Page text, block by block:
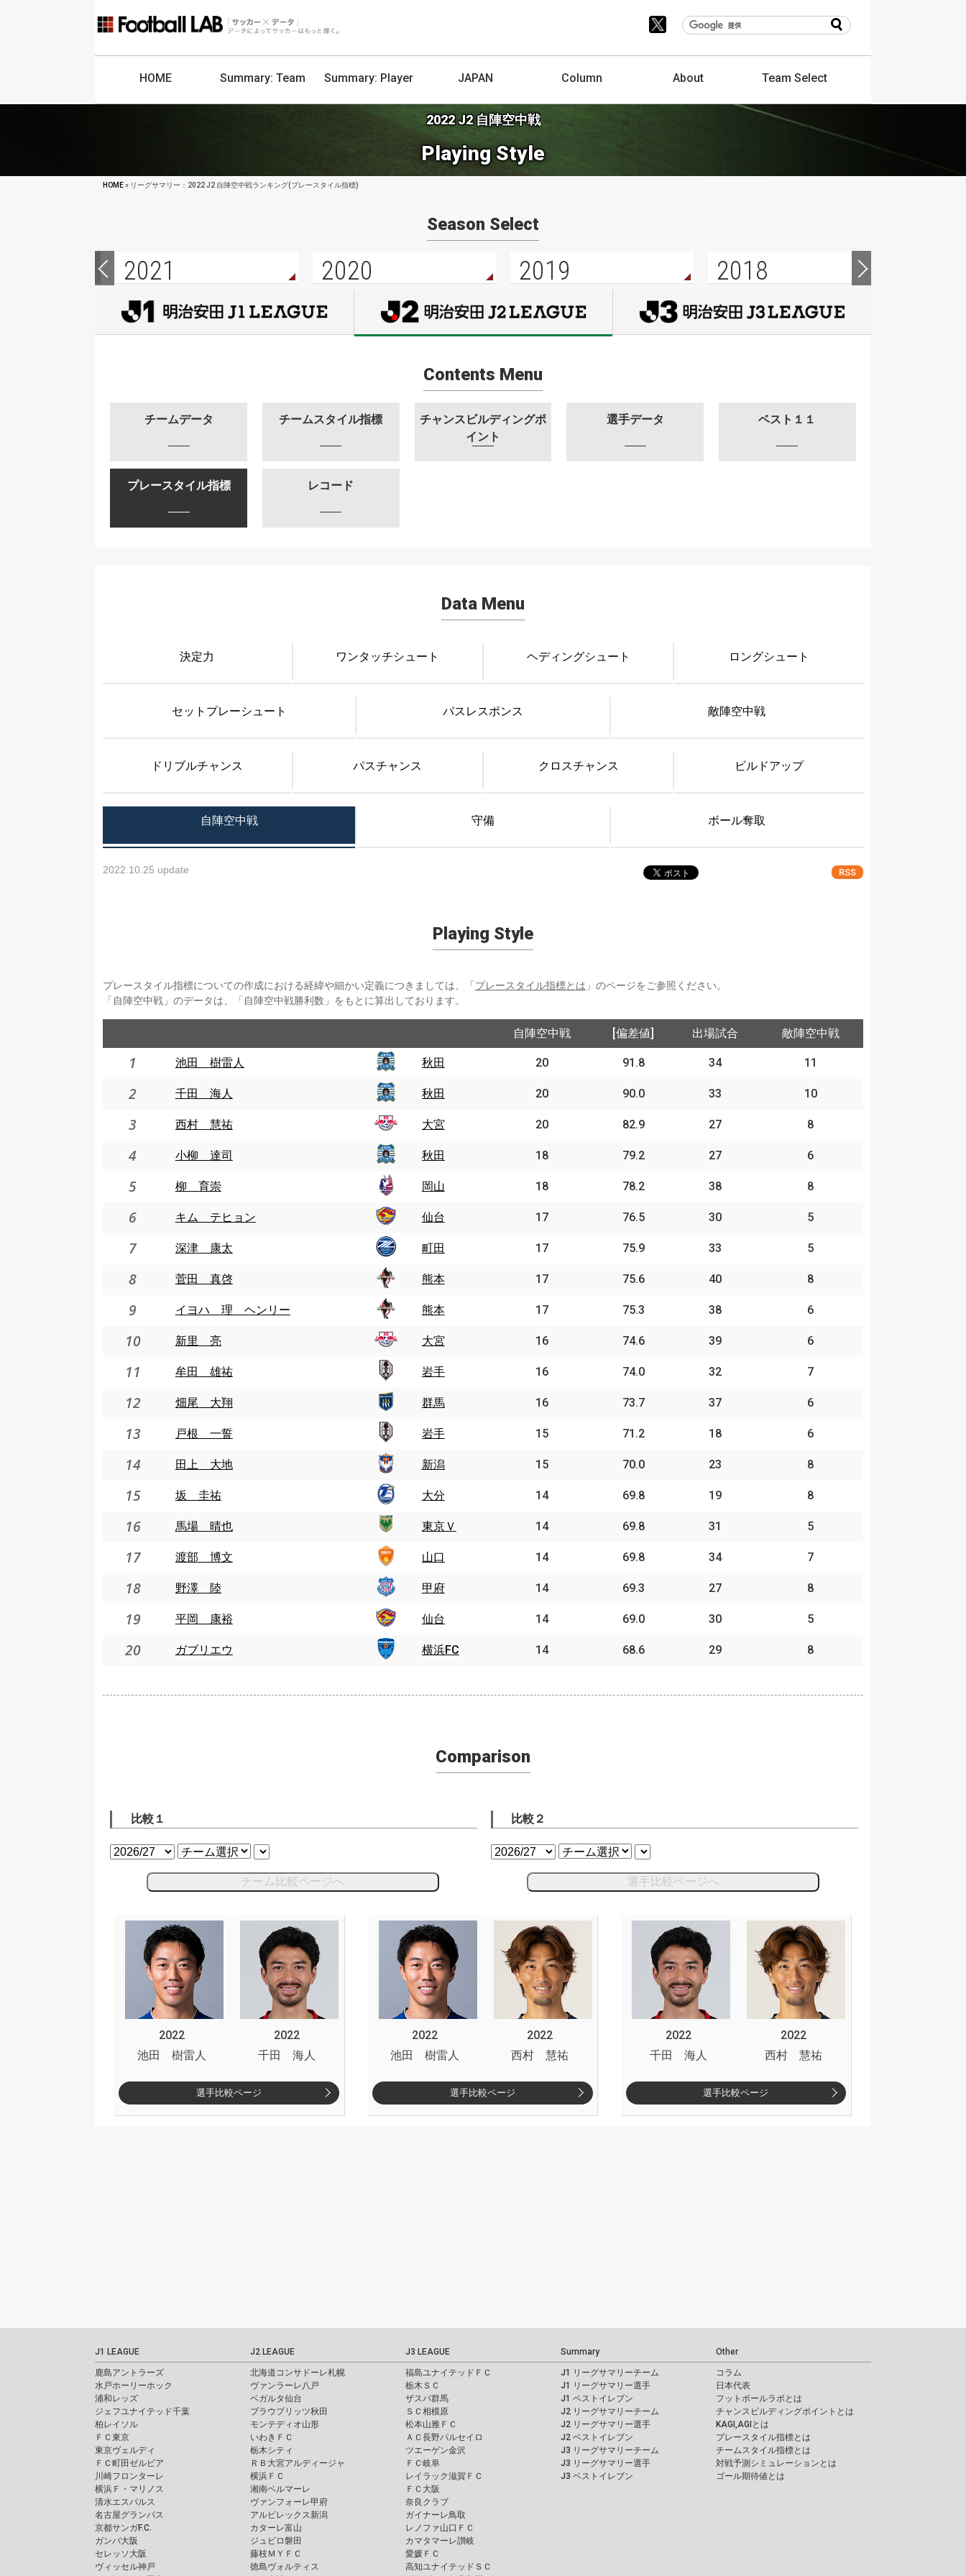
HOME Summary: Team Summary: Player JAPAN Column About TeamSelect
2022 J2 自陣空中戦
Playing Style
HOME» リーグサマリー：2022 J2 自陣空中戦ランキング(プレースタイル指標)
Season Select
2021 2020 2019 2018
Contents Menu
チームデータ チームスタイル指標
チャンスビルディングポ
イント
選手データ ベスト１１
プレースタイル指標 レコード
Data Menu
決定力 ワンタッチシュート ヘディングシュート ロングシュート
セットプレーシュート パスレスポンス 敵陣空中戦
ドリブルチャンス パスチャンス クロスチャンス ビルドアップ
自陣空中戦 守備 ボール奪取
2022.10.25 update RSS
Playing Style
プレースタイル指標についての作成における経緯や細かい定義につきましては、「プレースタイル指標とは 」のページをご参照ください。
「自陣空中戦」のデータは、「自陣空中戦勝利数」をもとに算出しております。
自陣空中戦 [偏差値] 出場試合 敵陣空中戦
1 池田 樹雷人 秋田 20 91.8 34 11
2 千田 海人 秋田 20 90.0 33 10
3 西村 慧祐 大宮 20 82.9 27 8
4 小柳 達司 秋田 18 79.2 27 6
5 柳 育崇 岡山 18 78.2 38 8
6 キム テヒョン 仙台 17 76.5 30 5
7 深津 康太 町田 17 75.9 33 5
8 菅田 真啓 熊本 17 75.6 40 8
9 イヨハ 理 ヘンリー 熊本 17 75.3 38 6
10 新里 亮 大宮 16 74.6 39 6
11 牟田 雄祐 岩手 16 74.0 32 7
12 畑尾 大翔 群馬 16 73.7 37 6
13 戸根 一誓 岩手 15 71.2 18 6
14 田上 大地 新潟 15 70.0 23 8
15 坂 圭祐 大分 14 69.8 19 8
16 馬場 晴也 東京Ｖ 14 69.8 31 5
17 渡部 博文 山口 14 69.8 34 7
18 野澤 陸 甲府 14 69.3 27 8
19 平岡 康裕 仙台 14 69.0 30 5
20 ガブリエウ 横浜FC 14 68.6 29 8
Comparison
比較１ 比較２
チーム比較ページへ 選手比較ページへ
2022
2022
池田 樹雷人
千田 海人
選手比較ページ
2022
2022
池田 樹雷人
西村 慧祐
選手比較ページ
2022
2022
千田 海人
西村 慧祐
選手比較ページ
J1 LEAGUE
鹿島アントラーズ
水戸ホーリーホック
浦和レッズ
ジェフユナイテッド千葉
柏レイソル
ＦＣ東京
東京ヴェルディ
ＦＣ町田ゼルビア
川崎フロンターレ
横浜Ｆ・マリノス
清水エスパルス
名古屋グランパス
京都サンガF.C.
ガンバ大阪
セレッソ大阪
ヴィッセル神戸
J2 LEAGUE
北海道コンサドーレ札幌
ヴァンラーレ八戸
ベガルタ仙台
ブラウブリッツ秋田
モンテディオ山形
いわきＦＣ
栃木シティ
ＲＢ大宮アルディージャ
横浜ＦＣ
湘南ベルマーレ
ヴァンフォーレ甲府
アルビレックス新潟
カターレ富山
ジュビロ磐田
藤枝ＭＹＦＣ
徳島ヴォルティス
J3 LEAGUE
福島ユナイテッドＦＣ
栃木ＳＣ
ザスパ群馬
ＳＣ相模原
松本山雅ＦＣ
ＡＣ長野パルセイロ
ツエーゲン金沢
ＦＣ岐阜
レイラック滋賀ＦＣ
ＦＣ大阪
奈良クラブ
ガイナーレ鳥取
レノファ山口ＦＣ
カマタマーレ讃岐
愛媛ＦＣ
高知ユナイテッドＳＣ
Summary
J1 リーグサマリーチーム
J1 リーグサマリー選手
J1 ベストイレブン
J2 リーグサマリーチーム
J2 リーグサマリー選手
J2 ベストイレブン
J3 リーグサマリーチーム
J3 リーグサマリー選手
J3 ベストイレブン
Other
コラム
日本代表
フットボールラボとは
チャンスビルディングポイントとは
KAGI,AGIとは
プレースタイル指標とは
チームスタイル指標とは
対戦予測シミュレーションとは
ゴール期待値とは